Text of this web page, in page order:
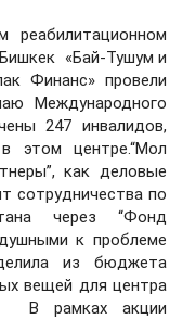
«Бай-Тушум и
Финанс» провели
Международного
247 инвалидов,
этом центре.“Мол
как деловые
сотрудничества по
через “Фонд
к проблеме
из бюджета
вещей для центра
В рамках акции